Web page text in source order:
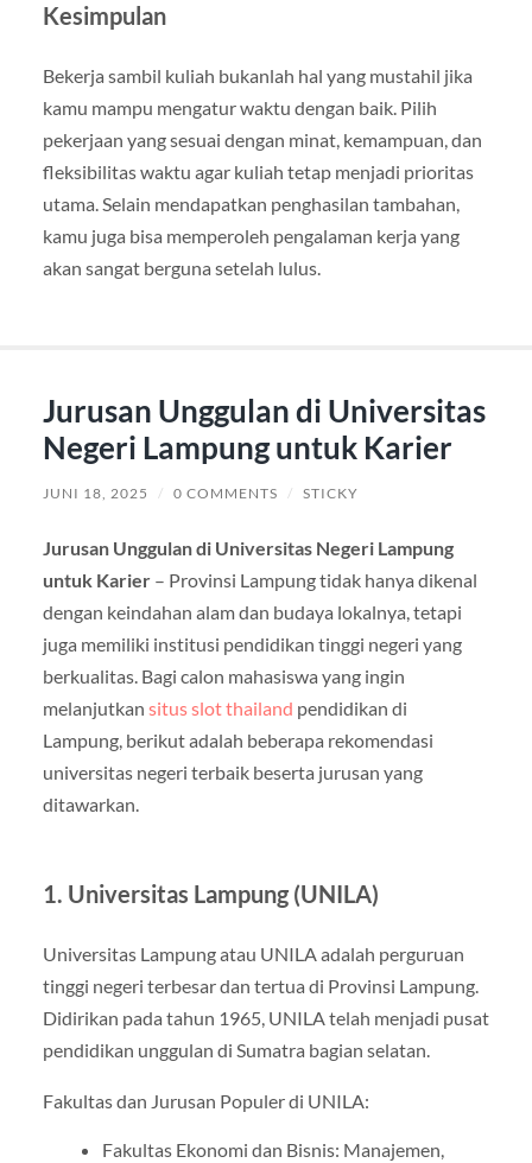
Kesimpulan
Bekerja sambil kuliah bukanlah hal yang mustahil jika
kamu mampu mengatur waktu dengan baik. Pilih
pekerjaan yang sesuai dengan minat, kemampuan, dan
fleksibilitas waktu agar kuliah tetap menjadi prioritas
utama. Selain mendapatkan penghasilan tambahan,
kamu juga bisa memperoleh pengalaman kerja yang
akan sangat berguna setelah lulus.
Jurusan Unggulan di Universitas
Negeri Lampung untuk Karier
JUNI 18, 2025 / 0 COMMENTS / STICKY
Jurusan Unggulan di Universitas Negeri Lampung
untuk Karier– Provinsi Lampung tidak hanya dikenal
dengan keindahan alam dan budaya lokalnya, tetapi
juga memiliki institusi pendidikan tinggi negeri yang
berkualitas. Bagi calon mahasiswa yang ingin
melanjutkan situs slot thailand pendidikan di
Lampung, berikut adalah beberapa rekomendasi
universitas negeri terbaik beserta jurusan yang
ditawarkan.
1. Universitas Lampung (UNILA)
Universitas Lampung atau UNILA adalah perguruan
tinggi negeri terbesar dan tertua di Provinsi Lampung.
Didirikan pada tahun 1965, UNILA telah menjadi pusat
pendidikan unggulan di Sumatra bagian selatan.
Fakultas dan Jurusan Populer di UNILA:
Fakultas Ekonomi dan Bisnis: Manajemen,